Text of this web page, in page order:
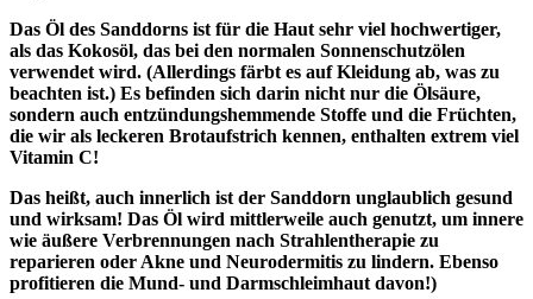
Das Öl des Sanddorns ist für die Haut sehr viel hochwertiger,
als das Kokosöl, das bei den normalen Sonnenschutzölen
verwendet wird. (Allerdings färbt es auf Kleidung ab, was zu
beachten ist.) Es befinden sich darin nicht nur die Ölsäure,
sondern auch entzündungshemmende Stoffe und die Früchten,
die wir als leckeren Brotaufstrich kennen, enthalten extrem viel
Vitamin C!
Das heißt, auch innerlich ist der Sanddorn unglaublich gesund
und wirksam! Das Öl wird mittlerweile auch genutzt, um innere
wie äußere Verbrennungen nach Strahlentherapie zu
reparieren oder Akne und Neurodermitis zu lindern. Ebenso
profitieren die Mund- und Darmschleimhaut davon!)